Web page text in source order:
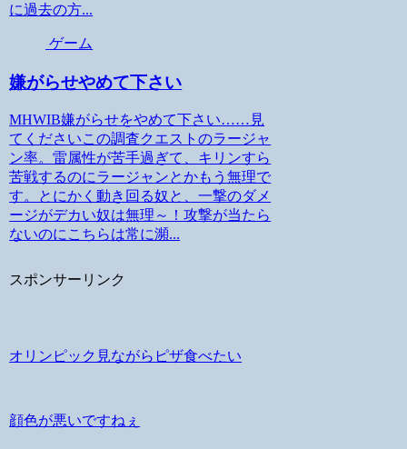
に過去の方...
ゲーム
嫌がらせやめて下さい
MHWIB嫌がらせをやめて下さい……見
てくださいこの調査クエストのラージャ
ン率。雷属性が苦手過ぎて、キリンすら
苦戦するのにラージャンとかもう無理で
す。とにかく動き回る奴と、一撃のダメ
ージがデカい奴は無理～！攻撃が当たら
ないのにこちらは常に瀕...
スポンサーリンク
オリンピック見ながらピザ食べたい
顔色が悪いですねぇ